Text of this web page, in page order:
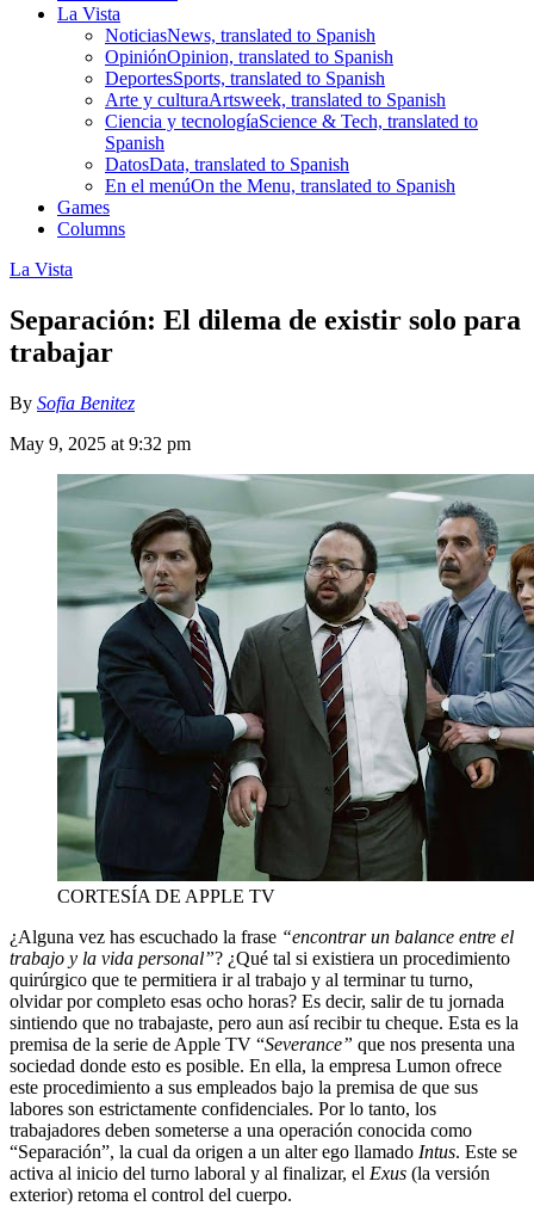
La Vista
NoticiasNews, translated to Spanish
OpiniónOpinion, translated to Spanish
DeportesSports, translated to Spanish
Arte y culturaArtsweek, translated to Spanish
Ciencia y tecnologíaScience & Tech, translated to
Spanish
DatosData, translated to Spanish
En el menúOn the Menu, translated to Spanish
Games
Columns
La Vista
Separación: El dilema de existir solo para
trabajar
By Sofia Benitez
May 9, 2025 at 9:32 pm
CORTESÍA DE APPLE TV
¿Alguna vez has escuchado la frase “encontrar un balance entre el
trabajo y la vida personal”? ¿Qué tal si existiera un procedimiento
quirúrgico que te permitiera ir al trabajo y al terminar tu turno,
olvidar por completo esas ocho horas? Es decir, salir de tu jornada
sintiendo que no trabajaste, pero aun así recibir tu cheque. Esta es la
premisa de la serie de Apple TV “Severance” que nos presenta una
sociedad donde esto es posible. En ella, la empresa Lumon ofrece
este procedimiento a sus empleados bajo la premisa de que sus
labores son estrictamente confidenciales. Por lo tanto, los
trabajadores deben someterse a una operación conocida como
“Separación”, la cual da origen a un alter ego llamado Intus. Este se
activa al inicio del turno laboral y al finalizar, el Exus (la versión
exterior) retoma el control del cuerpo.